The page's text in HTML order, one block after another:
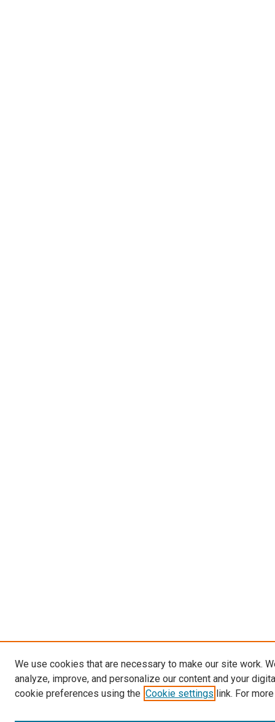
We use cookies that are necessary to make our site work.
analyze, improve, and personalize our content and your
cookie preferences using the Cookie settings link. For